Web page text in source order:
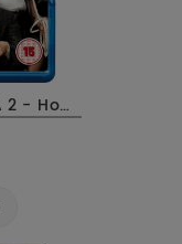
ΑΦΕΝΤΙΚΑ ΓΙΑ ΣΚΟΤΩΜΑ 2 - Horrible Bosses 2 Blu-Ray USED